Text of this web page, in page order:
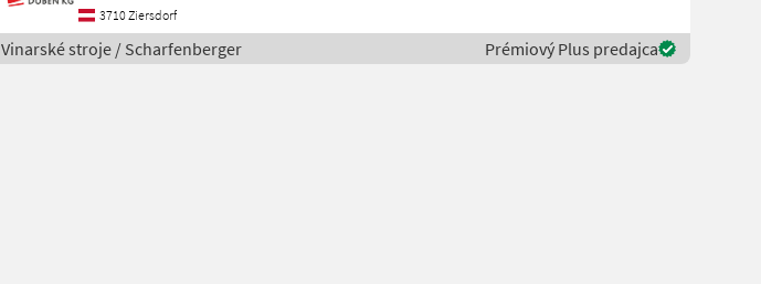
3710 Ziersdorf
Vinarské stroje / Scharfenberger Prémiový Plus predajca